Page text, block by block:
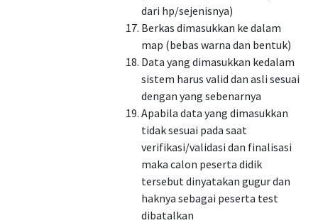
dari hp/sejenisnya)
Berkas dimasukkan ke dalam
map (bebas warna dan bentuk)
Data yang dimasukkan kedalam
sistem harus valid dan asli sesuai
dengan yang sebenarnya
Apabila data yang dimasukkan
tidak sesuai pada saat
verifikasi/validasi dan finalisasi
maka calon peserta didik
tersebut dinyatakan gugur dan
haknya sebagai peserta test
dibatalkan